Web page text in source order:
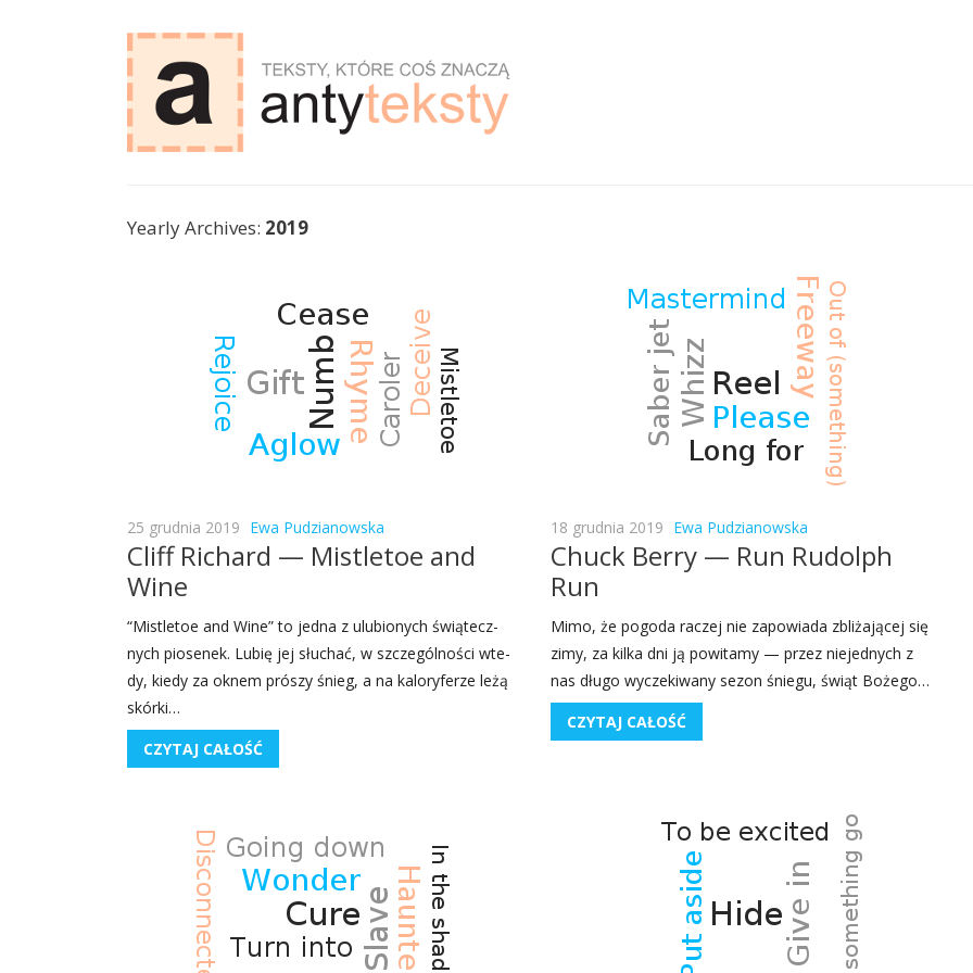
Yearly Archives: 2019
25 grudnia 2019 Ewa Pudzianowska
Cliff Richard — Mistletoe and
Wine
“Mistle­toe and Wine” to jed­na z ulu­bio­nych świą­tecz­
nych pio­se­nek. Lubię jej słu­chać, w szcze­gól­no­ści wte­
dy, kie­dy za oknem pró­szy śnieg, a na kalo­ry­fe­rze leżą
skór­ki…
CZYTAJ CAŁOŚĆ
18 grudnia 2019 Ewa Pudzianowska
Chuck Berry — Run Rudolph
Run
Mimo, że pogo­da raczej nie zapo­wia­da zbli­ża­ją­cej się
zimy, za kil­ka dni ją powi­ta­my — przez nie­jed­nych z
nas dłu­go wycze­ki­wa­ny sezon śnie­gu, świąt Boże­go…
CZYTAJ CAŁOŚĆ